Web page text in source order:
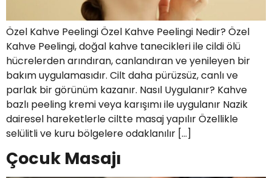
Özel Kahve Peelingi Özel Kahve Peelingi Nedir? Özel
Kahve Peelingi, doğal kahve tanecikleri ile cildi ölü
hücrelerden arındıran, canlandıran ve yenileyen bir
bakım uygulamasıdır. Cilt daha pürüzsüz, canlı ve
parlak bir görünüm kazanır. Nasıl Uygulanır? Kahve
bazlı peeling kremi veya karışımı ile uygulanır Nazik
dairesel hareketlerle ciltte masaj yapılır Özellikle
selülitli ve kuru bölgelere odaklanılır […]
Çocuk Masajı